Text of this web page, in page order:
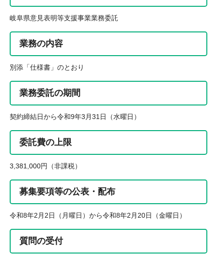
岐阜県意見表明等支援事業業務委託
業務の内容
別添「仕様書」のとおり
業務委託の期間
契約締結日から令和9年3月31日（水曜日）
委託費の上限
3,381,000円（非課税）
募集要項等の公表・配布
令和8年2月2日（月曜日）から令和8年2月20日（金曜日）
質問の受付